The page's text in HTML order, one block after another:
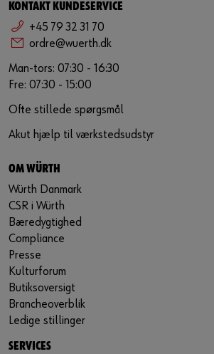
KONTAKT KUNDESERVICE
+45 79 32 31 70
ordre@wuerth.dk
Man-tors: 07:30 - 16:30
Fre: 07:30 - 15:00
Ofte stillede spørgsmål
Akut hjælp til værkstedsudstyr
OM WÜRTH
Würth Danmark
CSR i Würth
Bæredygtighed
Compliance
Presse
Kulturforum
Butiksoversigt
Brancheoverblik
Ledige stillinger
SERVICES